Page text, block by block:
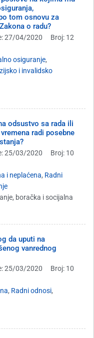
tom osnovu za
o radu?
27/04/2020
Broj: 12
osiguranje,
i invalidsko
odsustvo sa rada ili
radi posebne
25/03/2020
Broj: 10
i neplaćena, Radni
boračka i socijalna
da uputi na
vanrednog
25/03/2020
Broj: 10
, Radni odnosi,